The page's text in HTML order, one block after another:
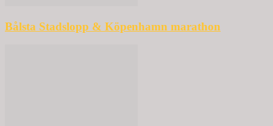
Bålsta Stadslopp & Köpenhamn marathon